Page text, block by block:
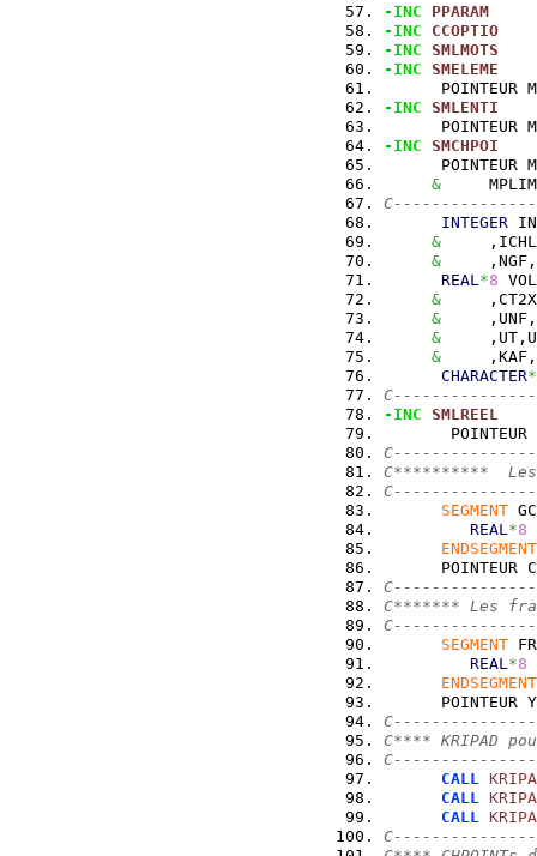
-INC
PPARAM
-INC
CCOPTIO
-INC SMLMOTS
-INC SMELEME
POINTEUR
-INC SMLENTI
POINTEUR
-INC SMCHPOI
POINTEUR
&
INTEGER
&
&
REAL *8
&
&
&
&
CHARACTER*
-INC SMLREEL
POINTEUR
C**********
SEGMENT
REAL *8
ENDSEGMENT
POINTEUR
C******* Les
SEGMENT
REAL *8
ENDSEGMENT
POINTEUR
C**** KRIPAD
CALL
CALL
CALL